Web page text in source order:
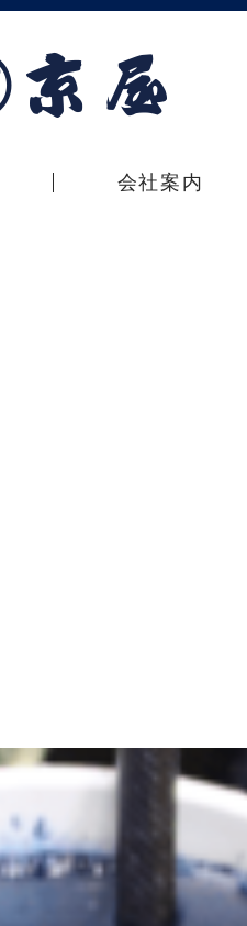
会社案内